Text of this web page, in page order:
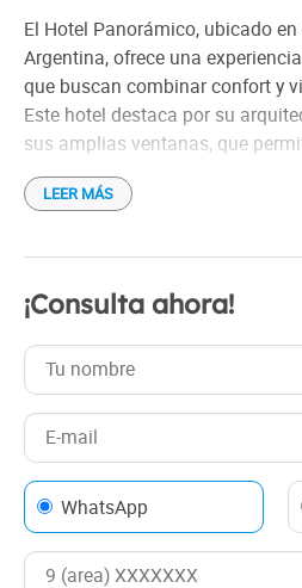
Habitaciones familiares
El Hotel Panorámico, ubicado
Argentina, ofrece una
que buscan combinar confort y
Este hotel destaca por su
sus amplias ventanas, que
espectaculares del Lago Nahuel
circundantes.
Las habitaciones están
equipadas con comodidades
gratuito, televisores de pantalla
Algunas cuentan con vistas al
montañas.
La ubicación privilegiada del
acceder fácilmente a
senderismo, esquí y paseos en
hotel una excelente opción tanto
naturaleza.
LEER MÁS
¡Consulta ahora!
WhatsApp